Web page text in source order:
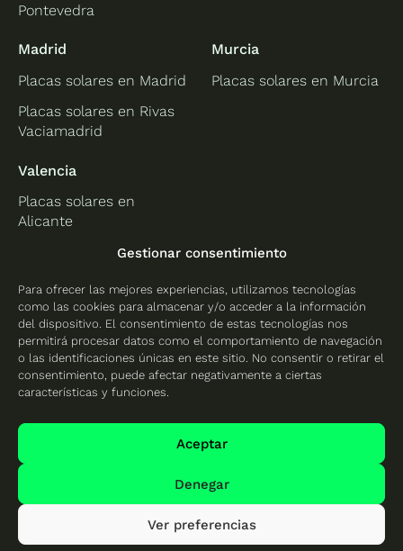
Gestionar consentimiento
Para ofrecer las mejores experiencias, utilizamos tecnologías
como las cookies para almacenar y/o acceder a la información
del dispositivo. El consentimiento de estas tecnologías nos
permitirá procesar datos como el comportamiento de navegación
o las identificaciones únicas en este sitio. No consentir o retirar el
consentimiento, puede afectar negativamente a ciertas
características y funciones.
Aceptar
Denegar
Ver preferencias
Pontevedra
Madrid
Placas solares en Madrid
Placas solares en Rivas
Vaciamadrid
Murcia
Placas solares en Murcia
Valencia
Placas solares en
Alicante
Placas solares en
Placas solares en
Valencia
Protección de datos
Política de cookies
Mapa del sitio
© 2026 Cambio Energético - Todos los derechos